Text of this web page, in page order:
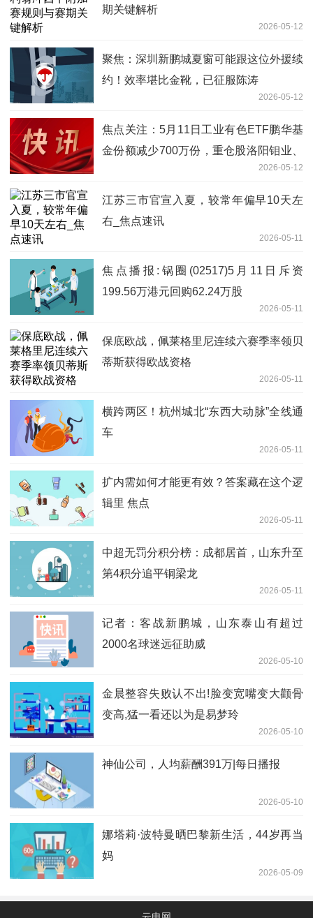
期关键解析
2026-05-12
聚焦：深圳新鹏城夏窗可能跟这位外援续
约！效率堪比金靴，已征服陈涛
2026-05-12
焦点关注：5月11日工业有色ETF鹏华基
金份额减少700万份，重仓股洛阳钼业、
2026-05-12
江苏三市官宣入夏，较常年偏早10天左
右_焦点速讯
2026-05-11
焦点播报:锅圈(02517)5月11日斥资
199.56万港元回购62.24万股
2026-05-11
保底欧战，佩莱格里尼连续六赛季率领贝
蒂斯获得欧战资格
2026-05-11
横跨两区！杭州城北“东西大动脉”全线通
车
2026-05-11
扩内需如何才能更有效？答案藏在这个逻
辑里 焦点
2026-05-11
中超无罚分积分榜：成都居首，山东升至
第4积分追平铜梁龙
2026-05-11
记者：客战新鹏城，山东泰山有超过
2000名球迷远征助威
2026-05-10
金晨整容失败认不出!脸变宽嘴变大颧骨
变高,猛一看还以为是易梦玲
2026-05-10
神仙公司，人均薪酬391万|每日播报
2026-05-10
娜塔莉·波特曼晒巴黎新生活，44岁再当
妈
2026-05-09